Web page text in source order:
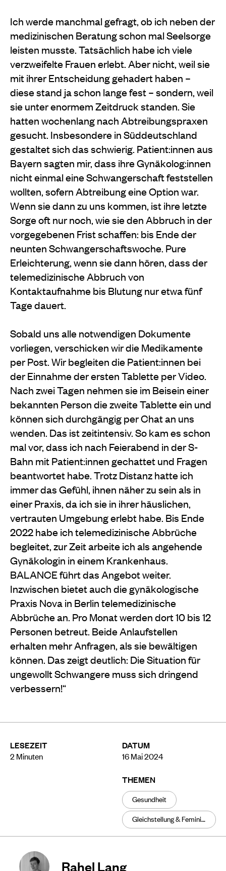
LESEZEIT
2 Minuten
DATUM
16 Mai 2024
THEMEN
Gesundheit
Gleichstellung & Feminismus
Ich werde manchmal gefragt, ob ich neben der
medizinischen Beratung schon mal Seelsorge
leisten musste. Tatsächlich habe ich viele
verzweifelte Frauen erlebt. Aber nicht, weil sie
mit ihrer Entscheidung gehadert haben –
diese stand ja schon lange fest – sondern, weil
sie unter enormem Zeitdruck standen. Sie
hatten wochenlang nach Abtreibungspraxen
gesucht. Insbesondere in Süddeutschland
gestaltet sich das schwierig. Patient:innen aus
Bayern sagten mir, dass ihre Gynäkolog:innen
nicht einmal eine Schwangerschaft feststellen
wollten, sofern Abtreibung eine Option war.
Wenn sie dann zu uns kommen, ist ihre letzte
Sorge oft nur noch, wie sie den Abbruch in der
vorgegebenen Frist schaffen: bis Ende der
neunten Schwangerschaftswoche. Pure
Erleichterung, wenn sie dann hören, dass der
telemedizinische Abbruch von
Kontaktaufnahme bis Blutung nur etwa fünf
Tage dauert.
Sobald uns alle notwendigen Dokumente
vorliegen, verschicken wir die Medikamente
per Post. Wir begleiten die Patient:innen bei
der Einnahme der ersten Tablette per Video.
Nach zwei Tagen nehmen sie im Beisein einer
bekannten Person die zweite Tablette ein und
können sich durchgängig per Chat an uns
wenden. Das ist zeitintensiv. So kam es schon
mal vor, dass ich nach Feierabend in der S-
Bahn mit Patient:innen gechattet und Fragen
beantwortet habe. Trotz Distanz hatte ich
immer das Gefühl, ihnen näher zu sein als in
einer Praxis, da ich sie in ihrer häuslichen,
vertrauten Umgebung erlebt habe. Bis Ende
2022 habe ich telemedizinische Abbrüche
begleitet, zur Zeit arbeite ich als angehende
Gynäkologin in einem Krankenhaus.
BALANCE führt das Angebot weiter.
Inzwischen bietet auch die gynäkologische
Praxis Nova in Berlin telemedizinische
Abbrüche an. Pro Monat werden dort 10 bis 12
Personen betreut. Beide Anlaufstellen
erhalten mehr Anfragen, als sie bewältigen
können. Das zeigt deutlich: Die Situation für
ungewollt Schwangere muss sich dringend
verbessern!“
Rahel Lang